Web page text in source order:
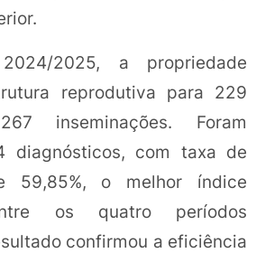
2025, a propriedade
reprodutiva para 229
inseminações. Foram
diagnósticos, com taxa de
59,85%, o melhor índice
os quatro períodos
confirmou a eficiência